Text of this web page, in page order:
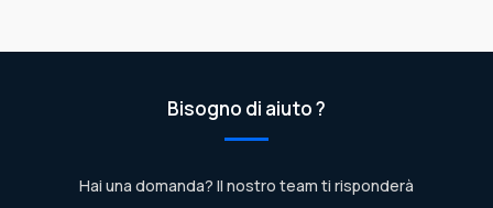
Bisogno di aiuto ?
Hai una domanda? Il nostro team ti risponderà